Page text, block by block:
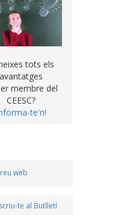
tots els
avantatges
membre del
CEESC?
te'n!
web
te al Butlletí